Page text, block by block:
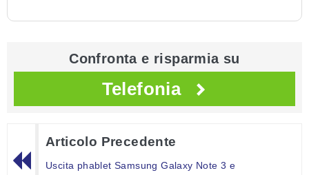
Confronta e risparmia su
Telefonia
Articolo Precedente
Uscita phablet Samsung Galaxy Note 3 e